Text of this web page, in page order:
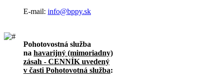
E-mail: info@bppy.sk
Pohotovostná služba
na havarijný (mimoriadny)
zásah - CENNÍK uvedený
v časti Pohotovotná služba: